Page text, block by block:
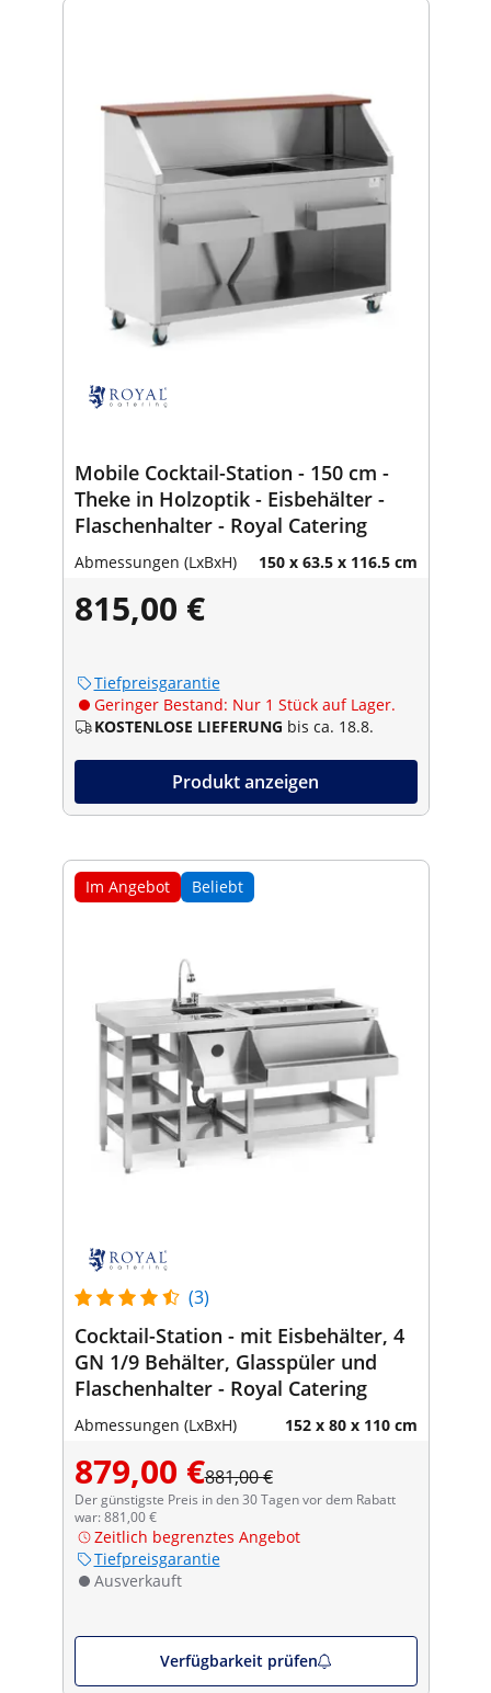
Mobile Cocktail-Station - 150 cm -
Theke in Holzoptik - Eisbehälter -
Flaschenhalter - Royal Catering
Abmessungen (LxBxH) 150 x 63.5 x 116.5 cm
815,00 €
Tiefpreisgarantie
Geringer Bestand: Nur 1 Stück auf Lager.
KOSTENLOSE LIEFERUNG bis ca. 18.8.
Produkt anzeigen
Im Angebot Beliebt
(3)
Cocktail-Station - mit Eisbehälter, 4
GN 1/9 Behälter, Glasspüler und
Flaschenhalter - Royal Catering
Abmessungen (LxBxH) 152 x 80 x 110 cm
879,00 €881,00 €
Der günstigste Preis in den 30 Tagen vor dem Rabatt
war: 881,00 €
Zeitlich begrenztes Angebot
Tiefpreisgarantie
Ausverkauft
Verfügbarkeit prüfen